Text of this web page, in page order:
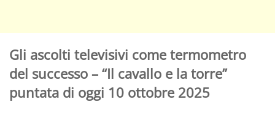
Gli ascolti televisivi come termometro
del successo – “Il cavallo e la torre”
puntata di oggi 10 ottobre 2025